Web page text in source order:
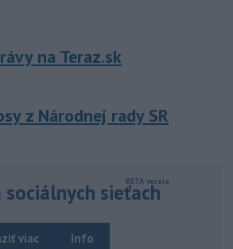
na Teraz.sk
z Národnej rady SR
sieťach
Info
viac